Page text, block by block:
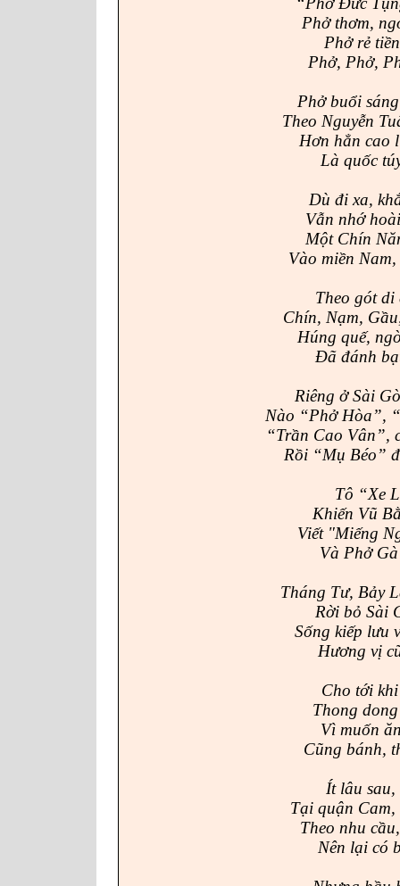
Phở thơm,
Phở rẻ
Phở, Phở,
Phở buổi
Theo Nguyễn
Hơn hẳn cao
Là quốc
Dù đi xa,
Vẫn nhớ
Một Chín
Vào miền
Theo gót
Chín, Nạm,
Húng quế,
Đã đánh
Riêng ở Sài
Nào “Phở Hòa”,
“Trần Cao Vân”,
Rồi “Mụ Béo”
Tô “Xe
Khiến Vũ
Viết"Miếng
Và Phở
Tháng Tư, Bảy
Rời bỏ Sài
Sống kiếp lưu
Hương vị
Cho tới
Thong
Vì muốn
Cũng bánh,
Ít lâu sau,
Tại quận
Theo nhu
Nên lại có